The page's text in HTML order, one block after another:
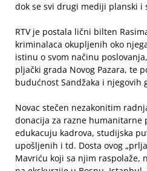
dok se svi drugi mediji planski i
RTV je postala lični bilten
kriminalaca okupljenih oko
istinu o svom načinu
pljački grada Novog Pazara, te
budućnost Sandžaka i njegovih
Novac stečen nezakonitim
donacija za razne humanitarne
edukacuju kadrova, studijska
upošljenih i td. Dosta ovog
Mavriću koji sa njim raspolaže,